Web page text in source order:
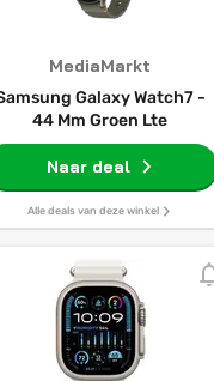
MediaMarkt
Galaxy Watch7 -
44 Mm Groen Lte
Naar deal
Alle deals van deze winkel